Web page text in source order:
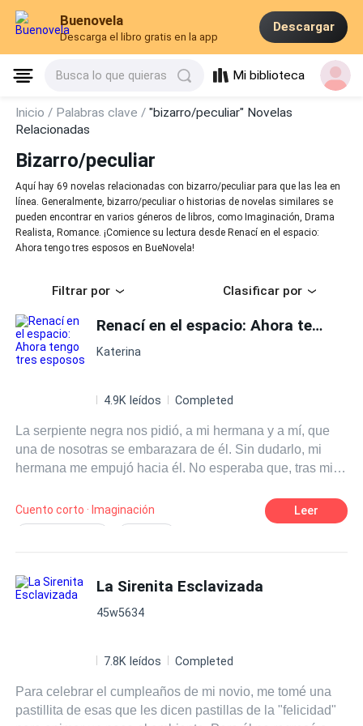
Buenovela
Descarga el libro gratis en la app
Descargar
Busca lo que quieras Mi biblioteca
Inicio / Palabras clave /"bizarro/peculiar" Novelas
Relacionadas
Bizarro/peculiar
Aquí hay 69 novelas relacionadas con bizarro/peculiar para que las lea en
línea. Generalmente, bizarro/peculiar o historias de novelas similares se
pueden encontrar en varios géneros de libros, como Imaginación, Drama
Realista, Romance. ¡Comience su lectura desde Renací en el espacio:
Ahora tengo tres esposos en BueNovela!
Filtrar por Clasificar por
Renací en el espacio: Ahora tengo tres esposos
Katerina
4.9K leídos Completed
La serpiente negra nos pidió, a mi hermana y a mí, que
una de nosotras se embarazara de él. Sin dudarlo, mi
hermana me empujó hacia él. No esperaba que, tras mi
los brazos de la Serpiente Negra buscando su favor. Ver
de nuevo esa aterradora imagen que tanto me
¡También resucitaste! ¡No te dejaré en paz!
Cuento corto · Imaginación
Hipócrita
Leer
La Sirenita Esclavizada
45w5634
7.8K leídos Completed
Para celebrar el cumpleaños de mi novio, me tomé una
pastillita de esas que les dicen pastillas de la "felicidad"